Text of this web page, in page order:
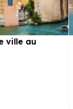
à 1.1 km,
min à pied
4 min en voiture
ville au